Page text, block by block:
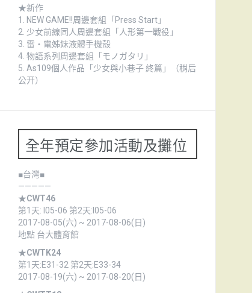
★新作
1. NEW GAME!!周邊套組「Press Start」
2. 少女前線同人周邊套組「人形第一戰役」
3. 雷・電姊妹液體手機殼
4. 物語系列周邊套組「モノガタリ」
5. As109個人作品「少女與小巷子 終篇」（稍后
公开）
全年預定參加活動及攤位
■台灣■
—————
★CWT46
第1天: I05-06 第2天:I05-06
2017-08-05(六) ~ 2017-08-06(日)
地點 台大體育館
★CWTK24
第1天:E31-32 第2天:E33-34
2017-08-19(六) ~ 2017-08-20(日)